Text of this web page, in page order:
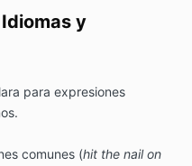
y
para expresiones
comunes (hit the nail on